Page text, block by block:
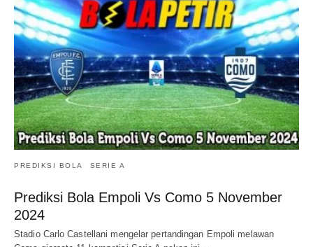
PREDIKSI BOLA SERIE A
Prediksi Bola Empoli Vs Como 5 November
2024
Stadio Carlo Castellani mengelar pertandingan Empoli melawan